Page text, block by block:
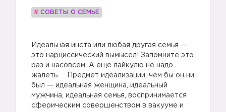
# СОВЕТЫ О СЕМЬЕ
Идеальная инста или любая другая семья —
это нарциссический вымысел! Запомните это
раз и насовсем. А еще лайкулю не надо
жалеть. Предмет идеализации, чем бы он ни
был — идеальная женщина, идеальный
мужчина, идеальная семья, воспринимается
сферическим совершенством в вакууме и